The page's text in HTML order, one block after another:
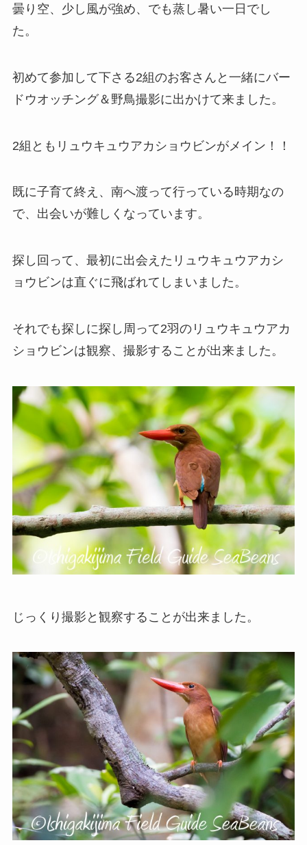
曇り空、少し風が強め、でも蒸し暑い一日でし
た。
初めて参加して下さる2組のお客さんと一緒にバー
ドウオッチング＆野鳥撮影に出かけて来ました。
2組ともリュウキュウアカショウビンがメイン！！
既に子育て終え、南へ渡って行っている時期なの
で、出会いが難しくなっています。
探し回って、最初に出会えたリュウキュウアカシ
ョウビンは直ぐに飛ばれてしまいました。
それでも探しに探し周って2羽のリュウキュウアカ
ショウビンは観察、撮影することが出来ました。
じっくり撮影と観察することが出来ました。